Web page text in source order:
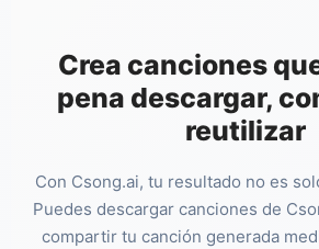
Crea canciones
pena descargar,
reutilizar
Con Csong.ai, tu resultado no es
Puedes descargar canciones de
compartir tu canción generada